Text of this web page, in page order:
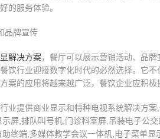
的服务体验。
品牌宣传
解决方案，餐厅可以展示营销活动、品
饮行业迎接数字化时代的必然选择。它
案的应用将越来越广泛，餐饮企业应积
业提供商业显示和特种电视系统解决方
示屏,排队叫号机,门诊科室屏,吊装电子公
助终端,多媒体教学会议一体机,电子菜单